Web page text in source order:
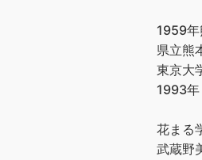
1959年
県立熊
東京大
1993年
花まる
武蔵野